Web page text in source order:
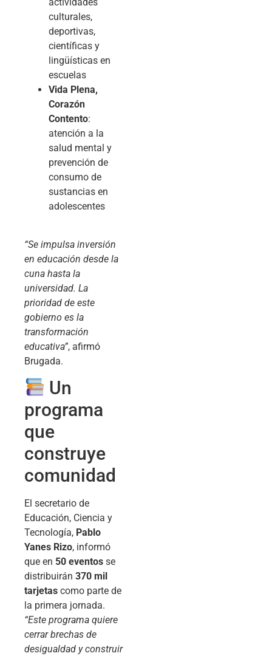
actividades
culturales,
deportivas,
científicas y
lingüísticas en
escuelas
Vida Plena,
Corazón
Contento:
atención a la
salud mental y
prevención de
consumo de
sustancias en
adolescentes
“Se impulsa inversión
en educación desde la
cuna hasta la
universidad. La
prioridad de este
gobierno es la
transformación
educativa”, afirmó
Brugada.
Un
programa
que
construye
comunidad
El secretario de
Educación, Ciencia y
Tecnología, Pablo
Yanes Rizo, informó
que en 50 eventos se
distribuirán 370 mil
tarjetas como parte de
la primera jornada.
“Este programa quiere
cerrar brechas de
desigualdad y construir